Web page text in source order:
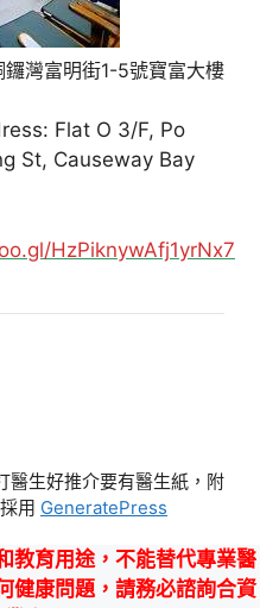
灣富明街1-5號寶富大樓
Flat O 3/F, Po
St, Causeway Bay
HzPiknywAfj1yrNx7
生好推介要有醫生紙，附
用 GeneratePress
教育用途，不能替代專業醫
健康問題，請務必諮詢合資